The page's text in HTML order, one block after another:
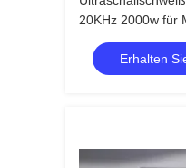
20KHz 2000w für
Schneidmaschine
Erhalten